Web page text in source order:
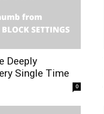
Deeply
Single Time
0